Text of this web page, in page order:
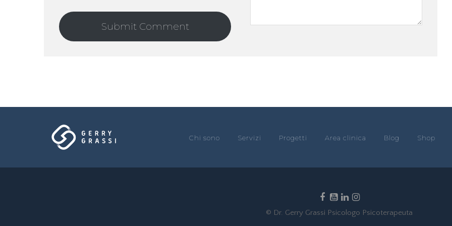
Chi sono Servizi Progetti Area clinica Blog Shop
© Dr. Gerry Grassi Psicologo Psicoterapeuta